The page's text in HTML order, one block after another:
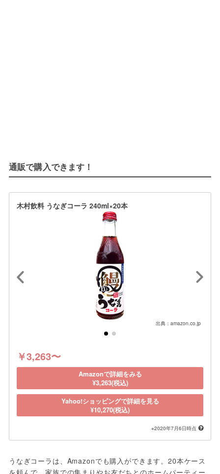
通販で購入できます！
木村飲料 うなぎコーラ 240ml×20本
出典：amazon.co.jp
￥3,263〜
Amazonで詳細をみる
¥3,263(税込)
Yahoo!ショッピングで詳細を見る
¥10,270(税込)
※2020年7月6日時点
うなぎコーラは、Amazonでも購入ができます。20本ケース